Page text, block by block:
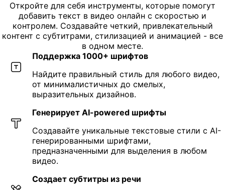
Откройте для себя инструменты, которые помогут
добавить текст в видео онлайн с скоростью и
контролем. Создавайте четкий, привлекательный
контент с субтитрами, стилизацией и анимацией - все
в одном месте.
Поддержка 1000+ шрифтов
Найдите правильный стиль для любого видео,
от минималистичных до смелых,
выразительных дизайнов.
Генерирует AI-powered шрифты
Создавайте уникальные текстовые стили с AI-
генерированными шрифтами,
предназначенными для выделения в любом
видео.
Создает субтитры из речи